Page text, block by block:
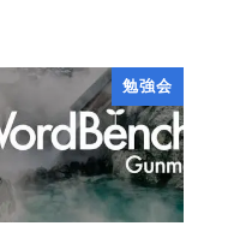
勉強会